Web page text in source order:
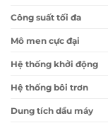
Công suất tối đa
Mô men cực đại
Hệ thống khởi động
Hệ thống bôi trơn
Dung tích dầu máy